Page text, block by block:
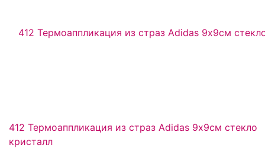
412 Термоаппликация из страз Adidas 9х9см стекло
кристалл